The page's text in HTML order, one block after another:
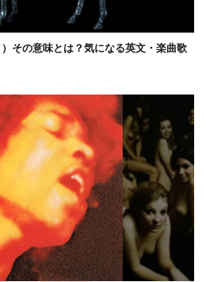
その意味とは？気になる英文・楽曲歌